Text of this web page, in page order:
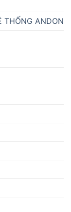
THỐNG ANDON